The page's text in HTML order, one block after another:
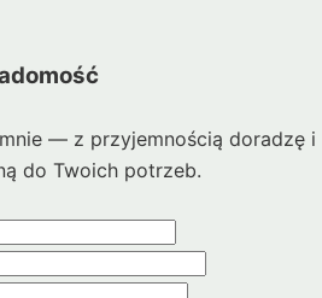
— z przyjemnością doradzę
do Twoich potrzeb.